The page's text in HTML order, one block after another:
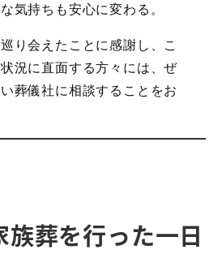
気持ちも安心に変わる。
り会えたことに感謝し、こ
況に直面する方々には、ぜ
葬儀社に相談することをお
葬を行った一日